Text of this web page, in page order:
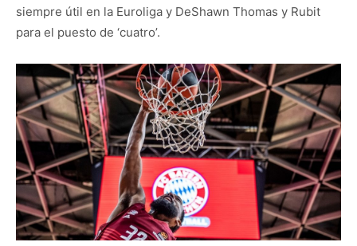
siempre útil en la Euroliga y DeShawn Thomas y Rubit
para el puesto de ‘cuatro’.